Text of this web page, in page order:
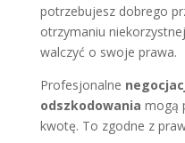
potrzebujesz dobrego
otrzymaniu
walczyć o swoje prawa.
Profesjonalne
odszkodowania mogą
kwotę. To zgodne z